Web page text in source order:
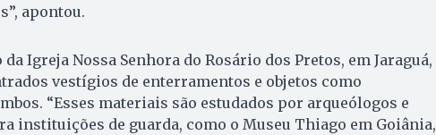
apontou.
Igreja Nossa Senhora do Rosário dos Pretos, em Jaraguá,
vestígios de enterramentos e objetos como
“Esses materiais são estudados por arqueólogos e
instituições de guarda, como o Museu Thiago em Goiânia,